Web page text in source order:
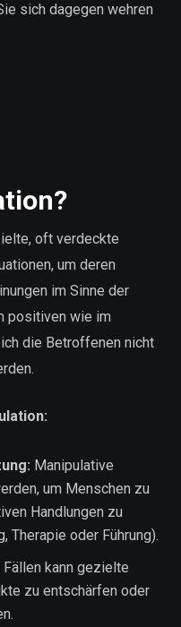
sich dagegen wehren
oft verdeckte
um deren
im Sinne der
positiven wie im
die Betroffenen nicht
Manipulative
um Menschen zu
Handlungen zu
Therapie oder Führung).
Fällen kann gezielte
zu entschärfen oder